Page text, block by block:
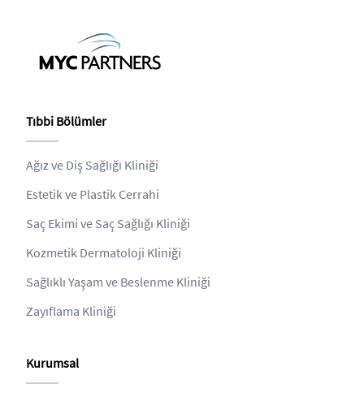
Tıbbi Bölümler
Ağız ve Diş Sağlığı Kliniği
Estetik ve Plastik Cerrahi
Saç Ekimi ve Saç Sağlığı Kliniği
Kozmetik Dermatoloji Kliniği
Sağlıklı Yaşam ve Beslenme Kliniği
Zayıflama Kliniği
Kurumsal